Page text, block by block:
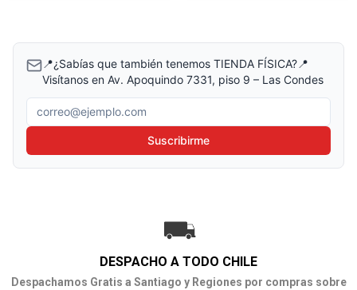
📍¿Sabías que también tenemos TIENDA FÍSICA?📍
Visítanos en Av. Apoquindo 7331, piso 9 – Las Condes
Correo electrónico
Suscribirme
DESPACHO A TODO CHILE
Despachamos Gratis a Santiago y Regiones por compras sobre